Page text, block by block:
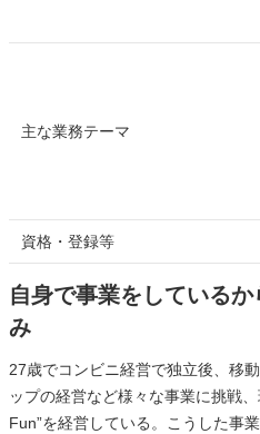
主な業務テーマ
資格・登録等
自身で事業をしている
み
27歳でコンビニ経営で独立後、移
ップの経営など様々な事業に挑戦
Fun”を経営している。こうした事